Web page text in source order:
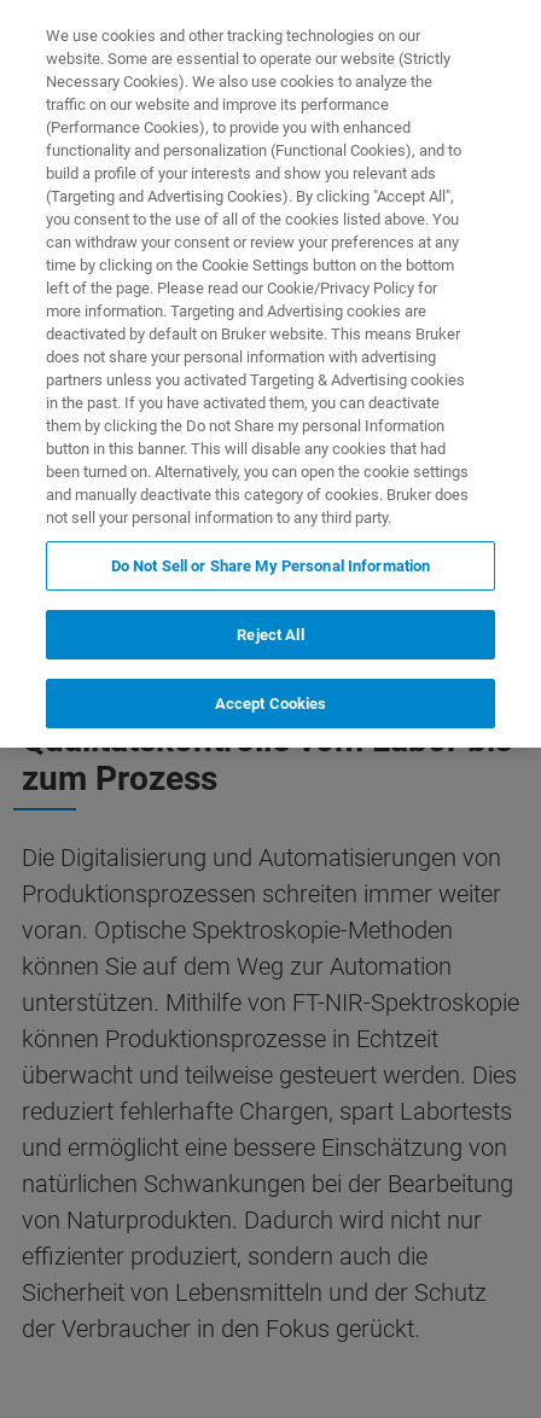
FT-NIR-SPEKTROSKOPIE
Workshop
"Produktionsbegleitende
Spektroskopie in der
Lebensmittelindustrie"
28. - 29.11.2023 in Zusmarshausen
Hotel Alte Posthalterei
Qualitätskontrolle vom Labor bis
zum Prozess
Die Digitalisierung und Automatisierungen von
Produktionsprozessen schreiten immer weiter
voran. Optische Spektroskopie-Methoden
können Sie auf dem Weg zur Automation
unterstützen. Mithilfe von FT-NIR-Spektroskopie
können Produktionsprozesse in Echtzeit
überwacht und teilweise gesteuert werden. Dies
reduziert fehlerhafte Chargen, spart Labortests
und ermöglicht eine bessere Einschätzung von
natürlichen Schwankungen bei der Bearbeitung
von Naturprodukten. Dadurch wird nicht nur
effizienter produziert, sondern auch die
Sicherheit von Lebensmitteln und der Schutz
der Verbraucher in den Fokus gerückt.
We use cookies and other tracking technologies on our
website. Some are essential to operate our website (Strictly
Necessary Cookies). We also use cookies to analyze the
traffic on our website and improve its performance
(Performance Cookies), to provide you with enhanced
functionality and personalization (Functional Cookies), and to
build a profile of your interests and show you relevant ads
(Targeting and Advertising Cookies). By clicking "Accept All",
you consent to the use of all of the cookies listed above. You
can withdraw your consent or review your preferences at any
time by clicking on the Cookie Settings button on the bottom
left of the page. Please read our Cookie/Privacy Policy for
more information. Targeting and Advertising cookies are
deactivated by default on Bruker website. This means Bruker
does not share your personal information with advertising
partners unless you activated Targeting & Advertising cookies
in the past. If you have activated them, you can deactivate
them by clicking the Do not Share my personal Information
button in this banner. This will disable any cookies that had
been turned on. Alternatively, you can open the cookie settings
and manually deactivate this category of cookies. Bruker does
not sell your personal information to any third party.
Do Not Sell or Share My Personal Information
Reject All
Accept Cookies